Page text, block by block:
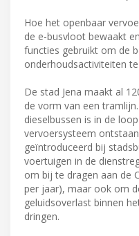
Hoe het openbaar
de e-busvloot bewaakt
functies gebruikt om de
onderhoudsactiviteiten
De stad Jena maakt al
de vorm van een
dieselbussen is in de
vervoersysteem
geïntroduceerd bij
voertuigen in de
om bij te dragen aan de
per jaar), maar ook om
geluidsoverlast binnen
dringen.